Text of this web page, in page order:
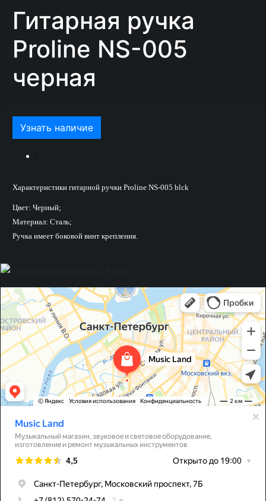
Гитарная ручка
Proline NS-005
черная
Узнать наличие
Характеристики гитарной ручки Proline NS-005 blck
Цвет: Черный;
Материал: Сталь;
Ручка имеет боковой винт крепления.